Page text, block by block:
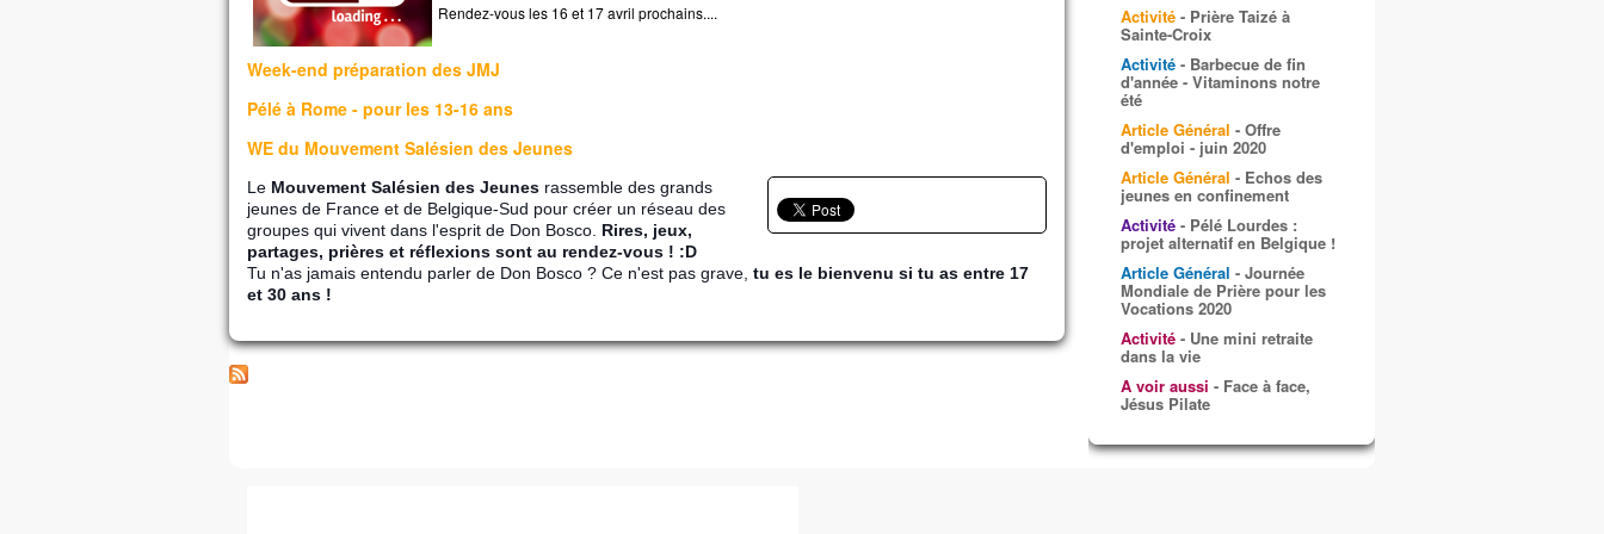
Rendez-vous les 16 et 17 avril prochains....
Week-end préparation des JMJ
Pélé à Rome - pour les 13-16 ans
WE du Mouvement Salésien des Jeunes
Le Mouvement Salésien des Jeunes rassemble des grands
jeunes de France et de Belgique-Sud pour créer un réseau des
groupes qui vivent dans l'esprit de Don Bosco. Rires, jeux,
partages, prières et réflexions sont au rendez-vous ! :D
Tu n'as jamais entendu parler de Don Bosco ? Ce n'est pas grave, tu es le bienvenu si tu as entre 17
et 30 ans !
Activité - Prière Taizé à
Sainte-Croix
Activité - Barbecue de fin
d'année - Vitaminons notre
été
Article Général - Offre
d'emploi - juin 2020
Article Général - Echos des
jeunes en confinement
Activité - Pélé Lourdes :
projet alternatif en Belgique !
Article Général - Journée
Mondiale de Prière pour les
Vocations 2020
Activité - Une mini retraite
dans la vie
A voir aussi - Face à face,
Jésus Pilate